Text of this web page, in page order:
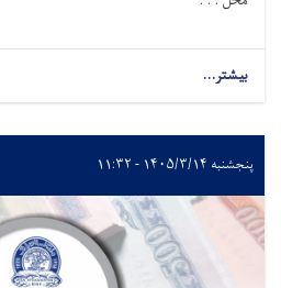
بیشتر...
پنجشنبه ۱۴۰۵/۳/۱۴ - ۱۱:۳۲